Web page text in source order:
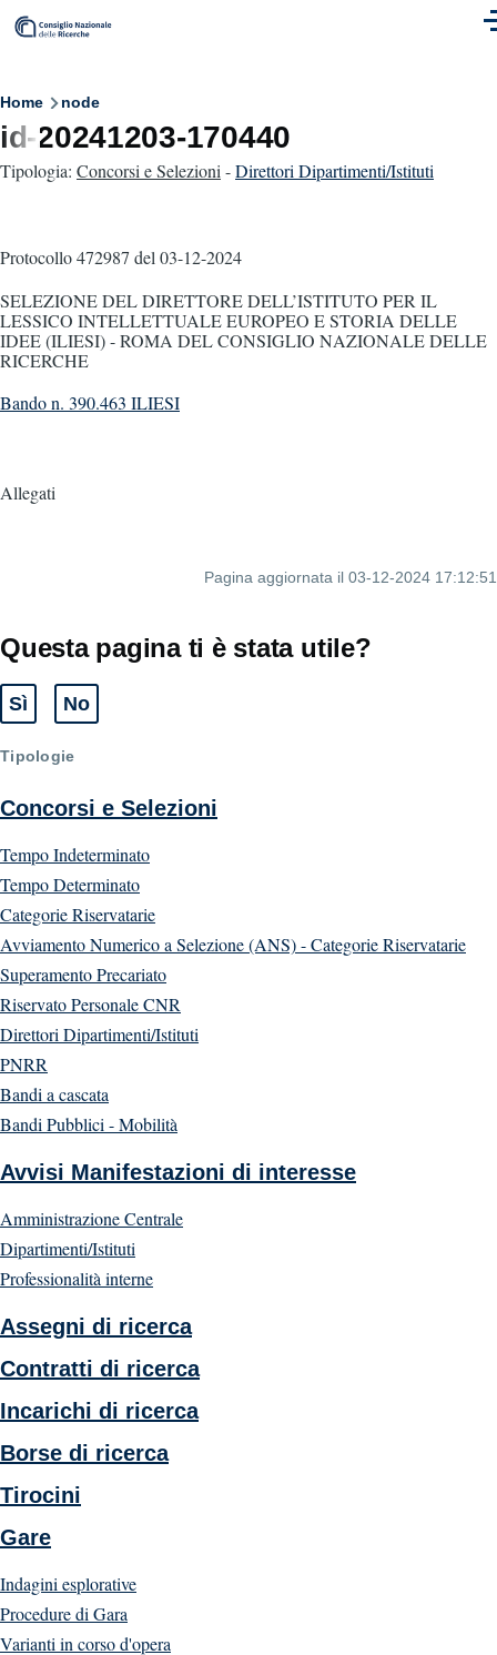
Skip to main content
Breadcrumb
Home node
id-20241203-170440
Tipologia: Concorsi e Selezioni -Direttori Dipartimenti/Istituti
Protocollo 472987 del 03-12-2024
SELEZIONE DEL DIRETTORE DELL’ISTITUTO PER IL
LESSICO INTELLETTUALE EUROPEO E STORIA DELLE
IDEE (ILIESI) - ROMA DEL CONSIGLIO NAZIONALE DELLE
RICERCHE
Bando n. 390.463 ILIESI
Allegati
Pagina aggiornata il 03-12-2024 17:12:51
Questa pagina ti è stata utile?
Sì
Tipologie
Concorsi e Selezioni
Tempo Indeterminato
Tempo Determinato
Categorie Riservatarie
Avviamento Numerico a Selezione (ANS) - Categorie Riservatarie
Superamento Precariato
Riservato Personale CNR
Direttori Dipartimenti/Istituti
PNRR
Bandi a cascata
Bandi Pubblici - Mobilità
Avvisi Manifestazioni di interesse
Amministrazione Centrale
Dipartimenti/Istituti
Professionalità interne
Assegni di ricerca
Contratti di ricerca
Incarichi di ricerca
Borse di ricerca
Tirocini
Gare
Indagini esplorative
Procedure di Gara
Varianti in corso d'opera